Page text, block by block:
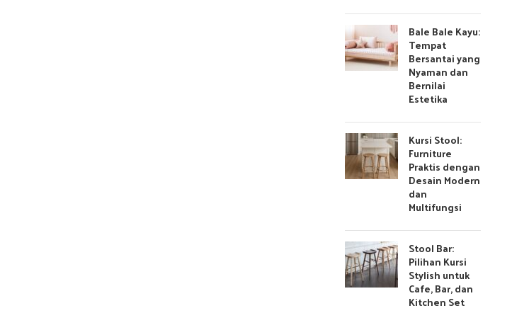
Bale Bale Kayu:
Tempat
Bersantai yang
Nyaman dan
Bernilai
Estetika
Kursi Stool:
Furniture
Praktis dengan
Desain Modern
dan
Multifungsi
Stool Bar:
Pilihan Kursi
Stylish untuk
Cafe, Bar, dan
Kitchen Set